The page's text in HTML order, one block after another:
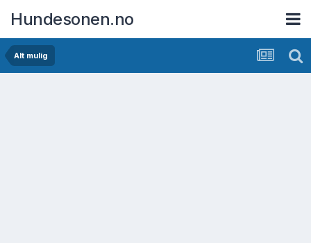
Hundesonen.no
Alt mulig